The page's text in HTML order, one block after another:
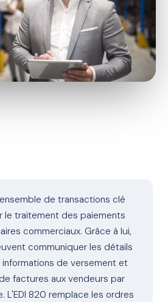
de transactions clé
le traitement des paiements
commerciaux. Grâce à lui,
communiquer les détails
de versement et
factures aux vendeurs par
L'EDI 820 remplace les ordres